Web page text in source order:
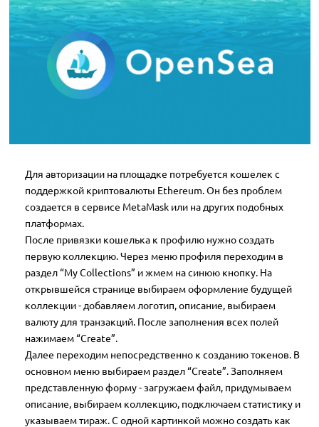
Для авторизации на площадке потребуется кошелек с
поддержкой криптовалюты Ethereum. Он без проблем
создается в сервисе MetaMask или на других подобных
платформах.
После привязки кошелька к профилю нужно создать
первую коллекцию. Через меню профиля переходим в
раздел “My Collections” и жмем на синюю кнопку. На
открывшейся странице выбираем оформление будущей
коллекции - добавляем логотип, описание, выбираем
валюту для транзакций. После заполнения всех полей
нажимаем “Create”.
Далее переходим непосредственно к созданию токенов. В
основном меню выбираем раздел “Create”. Заполняем
представленную форму - загружаем файл, придумываем
описание, выбираем коллекцию, подключаем статистику и
указываем тираж. С одной картинкой можно создать как